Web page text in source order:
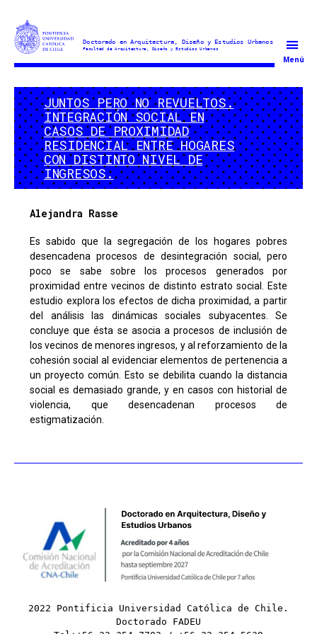
Doctorado
Arquitectura
y
Estudios
Urbanos
Menú
JUNTOS PERO NO REVUELTOS.
INTEGRACIÓN SOCIAL EN
CASOS DE PROXIMIDAD
RESIDENCIAL ENTRE HOGARES
CON DISTINTO NIVEL DE
INGRESOS.
Alejandra Rasse
Es sabido que la segregación de los hogares pobres
desencadena procesos de desintegración social, pero
poco se sabe sobre los procesos generados por
proximidad entre vecinos de distinto estrato social. Este
estudio explora los efectos de dicha proximidad, a partir
del análisis las dinámicas sociales subyacentes. Se
concluye que ésta se asocia a procesos de inclusión de
los vecinos de menores ingresos, y al reforzamiento de la
cohesión social al evidenciar elementos de pertenencia a
un proyecto común. Esto se debilita cuando la distancia
social es demasiado grande, y en casos con historial de
violencia, que desencadenan procesos de
estigmatización.
2022 Pontificia Universidad Católica de Chile.
Doctorado FADEU